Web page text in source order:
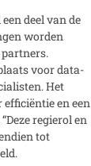
deel van de
worden
voor data-
Het
en een
regierol en
tot